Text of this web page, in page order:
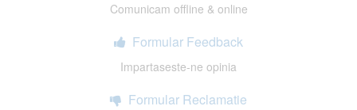
Comunicam offline & online
Formular Feedback
Impartaseste-ne opinia
Formular Reclamatie